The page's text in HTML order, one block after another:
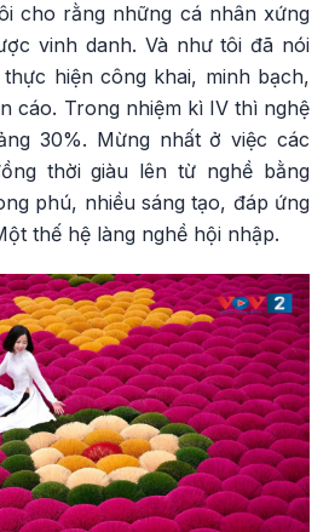
cho rằng những cá nhân xứng
vinh danh. Và như tôi đã nói
hiện công khai, minh bạch,
cáo. Trong nhiệm kì IV thì nghệ
30%. Mừng nhất ở việc các
thời giàu lên từ nghề bằng
phú, nhiều sáng tạo, đáp ứng
thế hệ làng nghề hội nhập.